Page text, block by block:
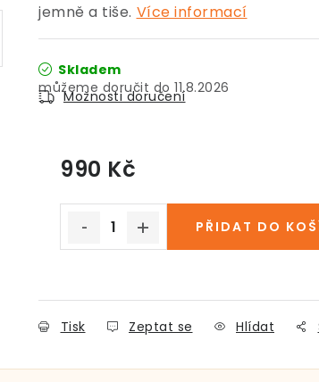
jemně a tiše. Více informací
Skladem
11.8.2026
Možnosti doručení
990 Kč
PŘIDAT DO
Tisk Zeptat se Hlídat